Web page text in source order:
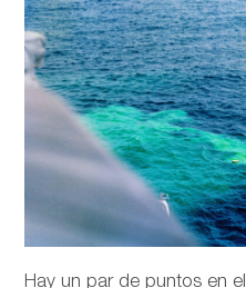
Hay un par de puntos en